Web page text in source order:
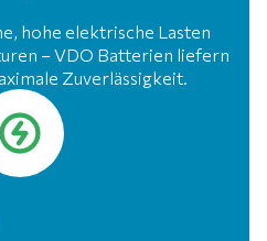
hohe elektrische Lasten
– VDO Batterien liefern
Zuverlässigkeit.